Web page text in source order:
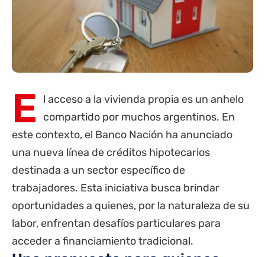
E
l acceso a la vivienda propia es un anhelo
compartido por muchos argentinos. En
este contexto, el Banco Nación ha anunciado
una nueva línea de créditos hipotecarios
destinada a un sector específico de
trabajadores. Esta iniciativa busca brindar
oportunidades a quienes, por la naturaleza de su
labor, enfrentan desafíos particulares para
acceder a financiamiento tradicional.